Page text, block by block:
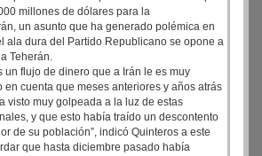
millones de dólares para la
un asunto que ha generado polémica en
ala dura del Partido Republicano se opone a
Teherán.
un flujo de dinero que a Irán le es muy
en cuenta que meses anteriores y años atrás
visto muy golpeada a la luz de estas
y que esto había traído un descontento
de su población”, indicó Quinteros a este
que hasta diciembre pasado había